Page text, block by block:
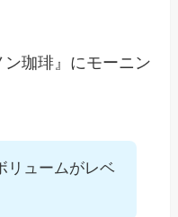
珈琲』にモーニン
リュームがレベ